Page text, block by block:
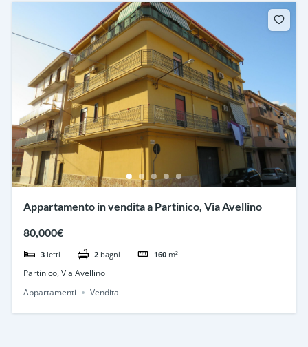
Appartamento in vendita a Partinico, Via Avellino
80,000€
3 letti 2 bagni 160 m²
Partinico, Via Avellino
Appartamenti
Vendita